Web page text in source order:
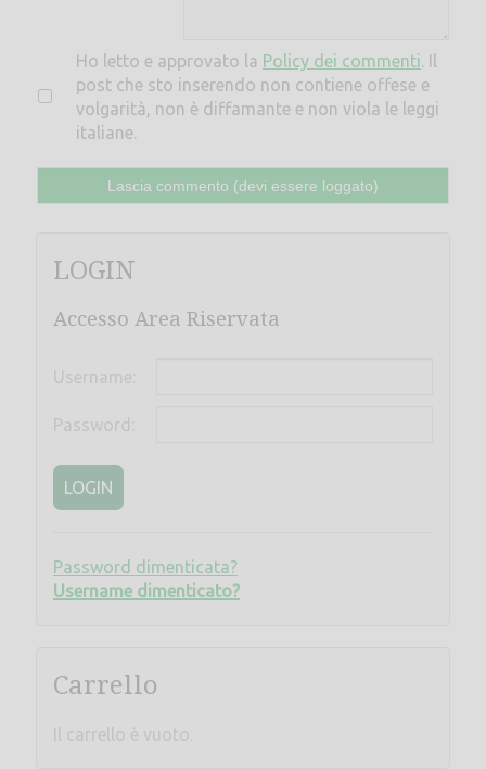
Ho letto e approvato la Policy dei commenti. Il
post che sto inserendo non contiene offese e
volgarità, non è diffamante e non viola le leggi
italiane.
LOGIN
Accesso Area Riservata
Username:
Password:
LOGIN
Password dimenticata?
Username dimenticato?
Carrello
Il carrello è vuoto.